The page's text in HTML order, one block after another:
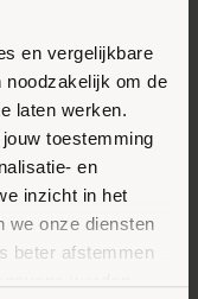
en vergelijkbare
noodzakelijk om de
laten werken.
toestemming
en
inzicht in het
we onze diensten
beter afstemmen
Volgende